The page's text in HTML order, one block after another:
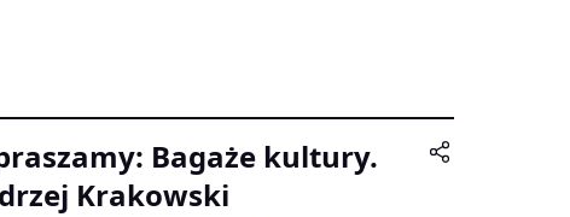
Bagaże kultury.
Krakowski